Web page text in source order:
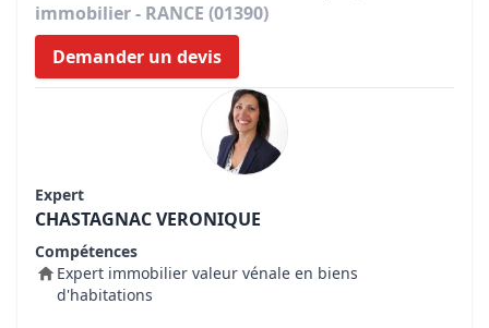
immobilier - RANCE (01390)
Demander un devis
Expert
CHASTAGNAC VERONIQUE
Compétences
Expert immobilier valeur vénale en biens
d'habitations